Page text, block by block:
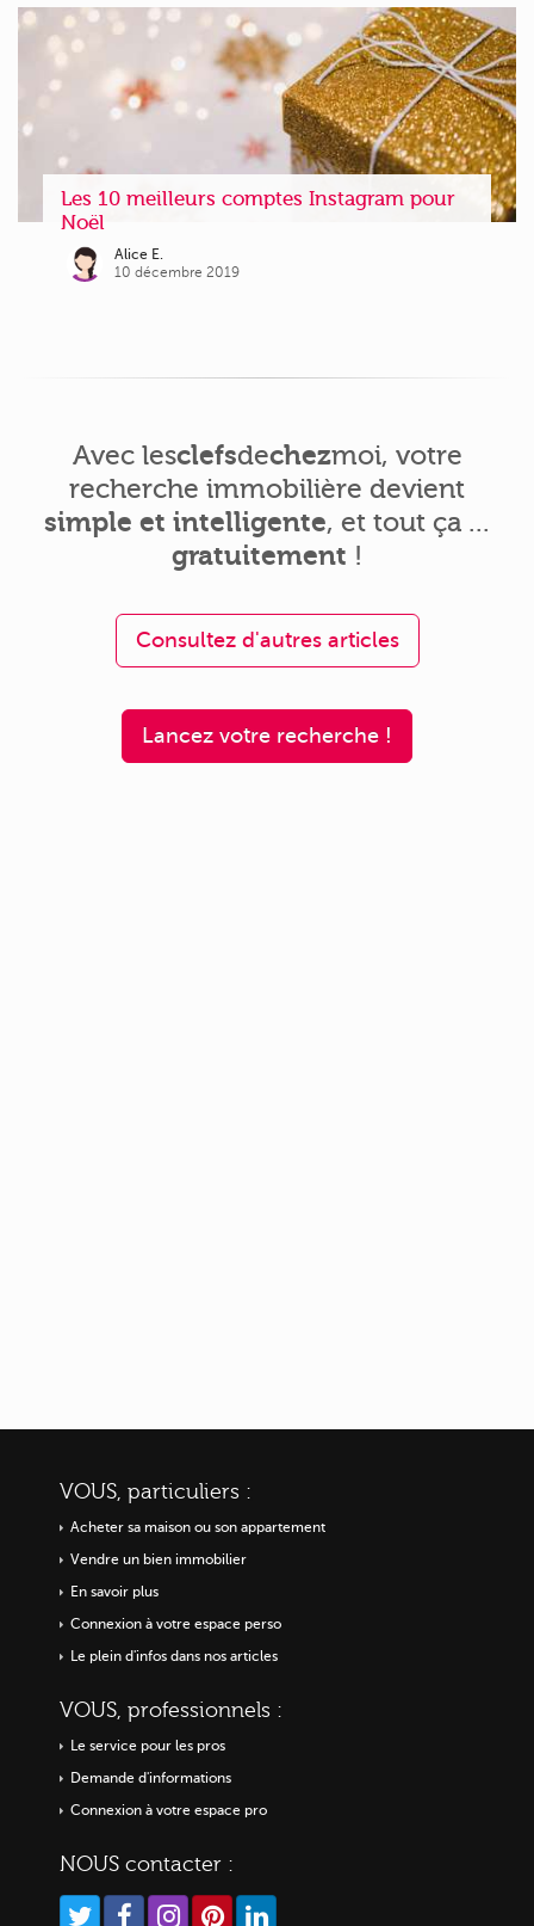
Les 10 meilleurs comptes Instagram pour
Noël
Alice E.
10 décembre 2019
Avec lesclefsdechezmoi, votre
recherche immobilière devient
simple et intelligente, et tout ça ...
gratuitement !
Consultez d'autres articles
Lancez votre recherche !
VOUS, particuliers :
Acheter sa maison ou son appartement
Vendre un bien immobilier
En savoir plus
Connexion à votre espace perso
Le plein d'infos dans nos articles
VOUS, professionnels :
Le service pour les pros
Demande d'informations
Connexion à votre espace pro
NOUS contacter :